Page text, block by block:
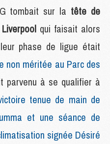
tombait sur la tête de
Liverpoolqui faisait alors
phase de ligue était
non méritée au Parc des
parvenu à se qualifier à
tenue de main de
et une séance de
signée Désiré